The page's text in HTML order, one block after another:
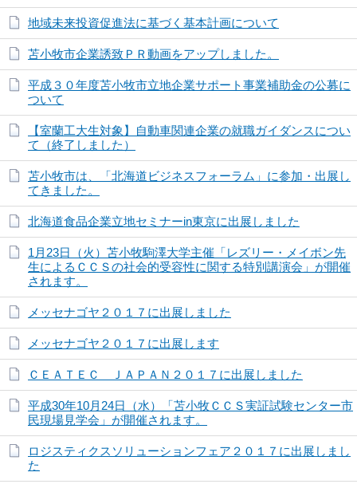
地域未来投資促進法に基づく基本計画について
苫小牧市企業誘致ＰＲ動画をアップしました。
平成３０年度苫小牧市立地企業サポート事業補助金の公募に
ついて
【室蘭工大生対象】自動車関連企業の就職ガイダンスについ
て（終了しました）
苫小牧市は、「北海道ビジネスフォーラム」に参加・出展し
てきました。
北海道食品企業立地セミナーin東京に出展しました
1月23日（火）苫小牧駒澤大学主催「レズリー・メイボン先
生によるＣＣＳの社会的受容性に関する特別講演会」が開催
されます。
メッセナゴヤ２０１７に出展しました
メッセナゴヤ２０１７に出展します
ＣＥＡＴＥＣ ＪＡＰＡＮ２０１７に出展しました
平成30年10月24日（水）「苫小牧ＣＣＳ実証試験センター市
民現場見学会」が開催されます。
ロジスティクスソリューションフェア２０１７に出展しまし
た